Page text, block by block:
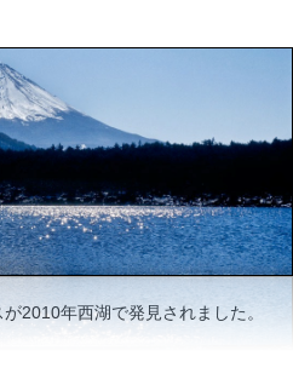
2010年西湖で発見されました。